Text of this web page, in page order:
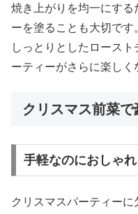
焼き上がりを均一にする
ーを塗ることも大切で
しっとりとしたロース
ーティーがさらに楽しく
クリスマス前菜
手軽なのにおしゃ
クリスマスパーティー